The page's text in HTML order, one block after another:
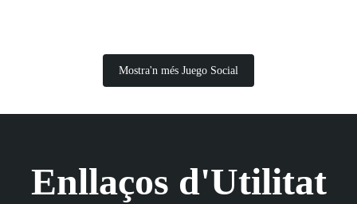
Mostra'n més Juego Social
Enllaços d'Utilitat